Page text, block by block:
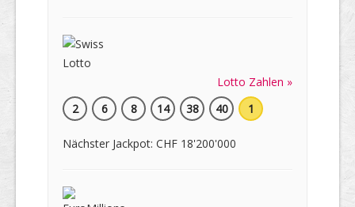
Lotto Zahlen »
2
6 8 14 38 40 1
Nächster Jackpot: CHF 18'200'000